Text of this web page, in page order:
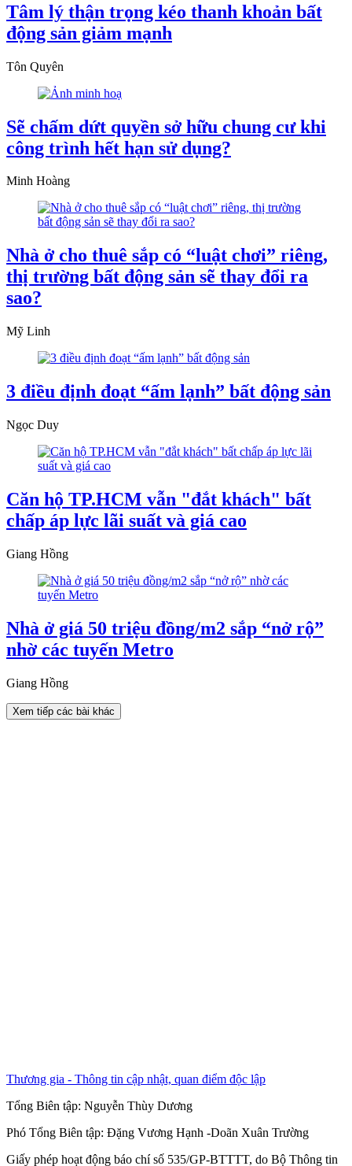
Tâm lý thận trọng kéo thanh khoản bất
động sản giảm mạnh
Tôn Quyên
Sẽ chấm dứt quyền sở hữu chung cư khi
công trình hết hạn sử dụng?
Minh Hoàng
Nhà ở cho thuê sắp có “luật chơi” riêng,
thị trường bất động sản sẽ thay đổi ra
sao?
Mỹ Linh
3 điều định đoạt “ấm lạnh” bất động sản
Ngọc Duy
Căn hộ TP.HCM vẫn "đắt khách" bất
chấp áp lực lãi suất và giá cao
Giang Hồng
Nhà ở giá 50 triệu đồng/m2 sắp “nở rộ”
nhờ các tuyến Metro
Giang Hồng
Xem tiếp các bài khác
Thương gia - Thông tin cập nhật, quan điểm độc lập
Tổng Biên tập: Nguyễn Thùy Dương
Phó Tổng Biên tập: Đặng Vương Hạnh -Doãn Xuân Trường
Giấy phép hoạt động báo chí số 535/GP-BTTTT, do Bộ Thông tin